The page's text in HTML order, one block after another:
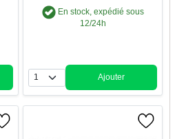
En stock, expédié sous
12/24h
Quantité
Ajouter